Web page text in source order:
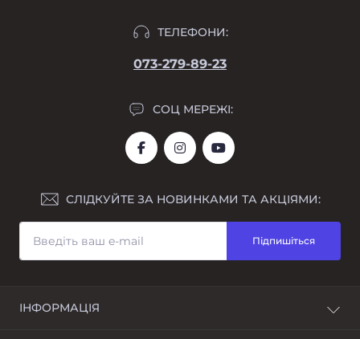
ТЕЛЕФОНИ:
073-279-89-23
СОЦ МЕРЕЖІ:
СЛІДКУЙТЕ ЗА НОВИНКАМИ ТА АКЦІЯМИ:
Підпишіться
ІНФОРМАЦІЯ